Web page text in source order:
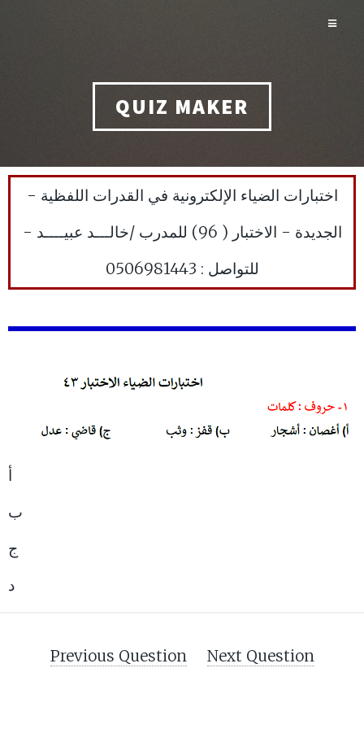
QUIZ MAKER
اختبارات الضياء الإلكترونية في القدرات اللفظية -
الجديدة - الاختبار ( 96) للمدرب /خالـــد عبيــــد -
للتواصل : 0506981443
أ
ب
ج
د
Previous Question Next Question